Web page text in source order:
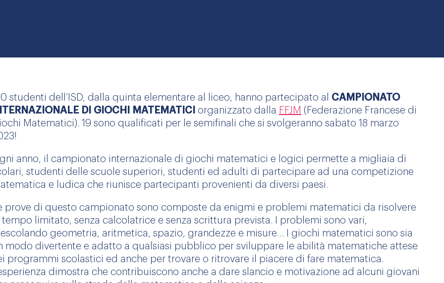
studenti dell’ISD, dalla quinta elementare al liceo, hanno partecipato al CAMPIONATO
DI GIOCHI MATEMATICI organizzato dalla FFJM (Federazione Francese di
Matematici). 19 sono qualificati per le semifinali che si svolgeranno sabato 18 marzo
anno, il campionato internazionale di giochi matematici e logici permette a migliaia di
studenti delle scuole superiori, studenti ed adulti di partecipare ad una competizione
e ludica che riunisce partecipanti provenienti da diversi paesi.
prove di questo campionato sono composte da enigmi e problemi matematici da risolvere
tempo limitato, senza calcolatrice e senza scrittura prevista. I problemi sono vari,
geometria, aritmetica, spazio, grandezze e misure… I giochi matematici sono sia
modo divertente e adatto a qualsiasi pubblico per sviluppare le abilità matematiche attese
programmi scolastici ed anche per trovare o ritrovare il piacere di fare matematica.
dimostra che contribuiscono anche a dare slancio e motivazione ad alcuni giovani